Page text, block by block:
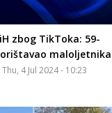
zbog TikToka: 59-
maloljetnika
Thu, 4 Jul 2024 - 10:23